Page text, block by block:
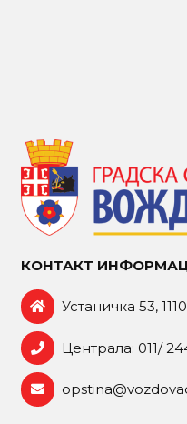
КОНТАКТ
Устаничка 53,
Централа: 011/